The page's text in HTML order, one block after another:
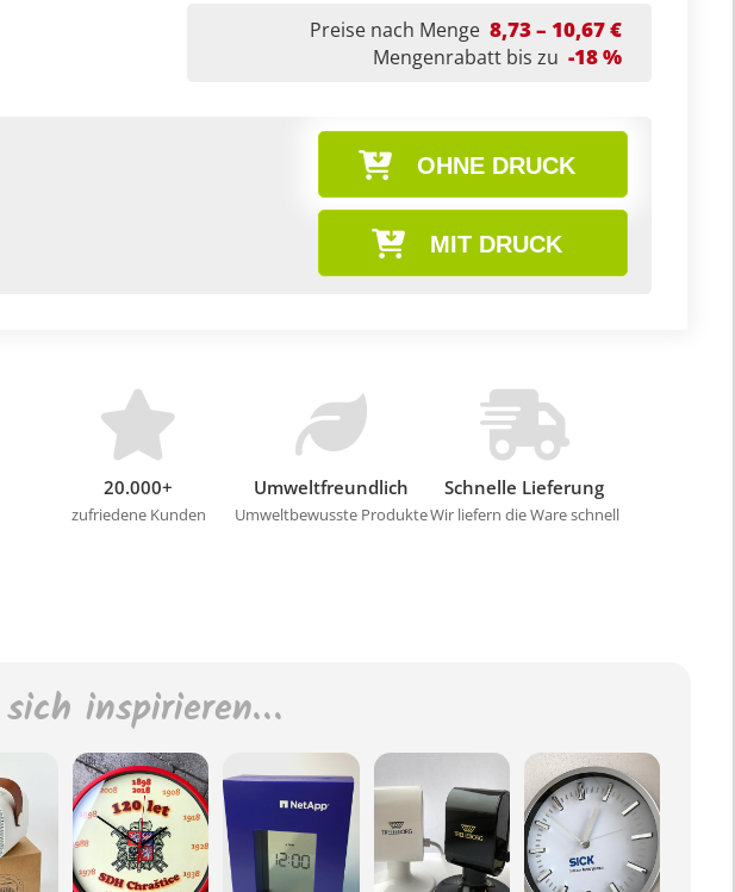
Preise nach Menge 8,73 – 10,67 €
Mengenrabatt bis zu -18 %
OHNE DRUCK
MIT DRUCK
20.000+
zufriedene Kunden
Umweltfreundlich
Umweltbewusste Produkte
Schnelle Lieferung
Wir liefern die Ware schnell
sich inspirieren…